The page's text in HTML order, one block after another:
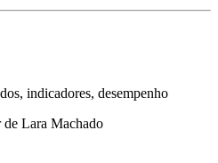
indicadores, desempenho
Lara Machado